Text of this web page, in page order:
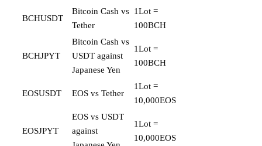
BCHUSDT
Bitcoin Cash vs
Tether
1Lot =
100BCH
BCHJPYT
Bitcoin Cash vs
USDT against
Japanese Yen
1Lot =
100BCH
EOSUSDT EOS vs Tether
1Lot =
10,000EOS
EOSJPYT
EOS vs USDT
against
1Lot =
10,000EOS